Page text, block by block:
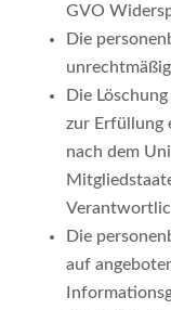
GVO
Die
Die
zur Erfüllung
nach dem
Die
auf